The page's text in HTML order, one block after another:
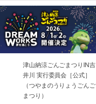
津山納涼ごんごまつりIN吉
井川 実行委員会［公式］
（つやまのうりょうごんご
まつり）